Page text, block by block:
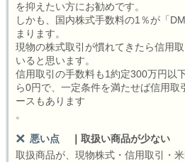
を抑えたい方にお勧めです。
しかも、国内株式手数料の1％が「
まります。
現物の株式取引が慣れてきたら信用
いると思います。
信用取引の手数料も1約定300万円以
ら0円で、一定条件を満たせば信用取
ースもあります
。
悪い点
取扱い商品が少ない
取扱商品が、現物株式・信用取引・